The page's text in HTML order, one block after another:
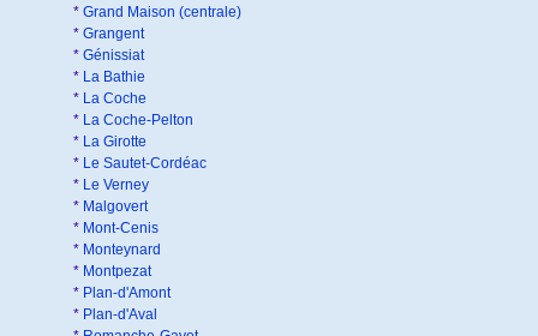
* Grand Maison (centrale)
* Grangent
* Génissiat
* La Bathie
* La Coche
* La Coche-Pelton
* La Girotte
* Le Sautet-Cordéac
* Le Verney
* Malgovert
* Mont-Cenis
* Monteynard
* Montpezat
* Plan-d'Amont
* Plan-d'Aval